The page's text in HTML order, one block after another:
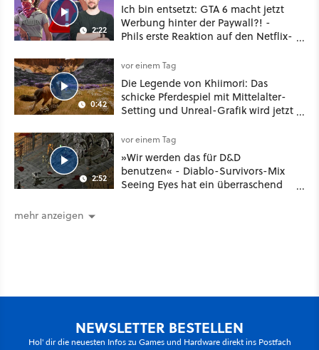
2:22
Ich bin entsetzt: GTA 6 macht jetzt
Werbung hinter der Paywall?! -
Phils erste Reaktion auf den Netflix-
0:42
vor einem Tag
Die Legende von Khiimori: Das
schicke Pferdespiel mit Mittelalter-
Setting und Unreal-Grafik wird jetzt
2:52
vor einem Tag
»Wir werden das für D&D
benutzen« - Diablo-Survivors-Mix
Seeing Eyes hat ein überraschend
mehr anzeigen
NEWSLETTER BESTELLEN
Hol' dir die neuesten Infos zu Games und Hardware direkt ins Postfach